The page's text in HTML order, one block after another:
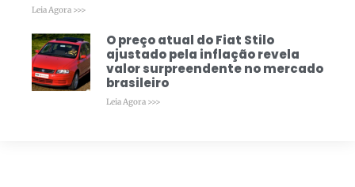
Leia Agora >>>
O preço atual do Fiat Stilo
ajustado pela inflação revela
valor surpreendente no mercado
brasileiro
Leia Agora >>>